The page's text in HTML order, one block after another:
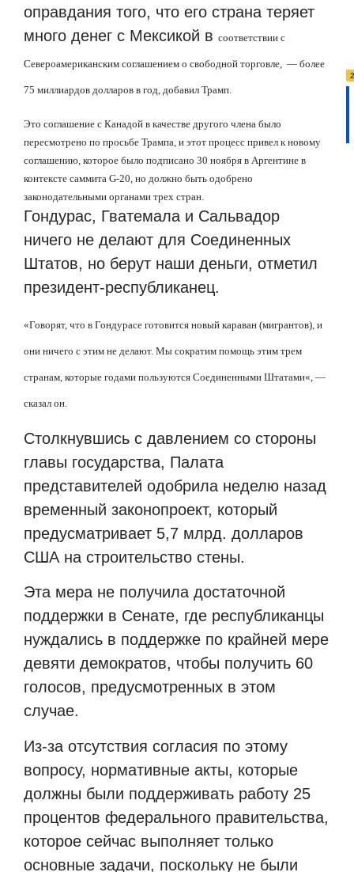
оправдания того, что его страна теряет
много денег с Мексикой в соответствии с
Североамериканским соглашением о свободной торговле, — более
75 миллиардов долларов в год, добавил Трамп.
Это соглашение с Канадой в качестве другого члена было
пересмотрено по просьбе Трампа, и этот процесс привел к новому
соглашению, которое было подписано 30 ноября в Аргентине в
контексте саммита G-20, но должно быть одобрено
законодательными органами трех стран.
Гондурас, Гватемала и Сальвадор
ничего не делают для Соединенных
Штатов, но берут наши деньги, отметил
президент-республиканец.
«Говорят, что в Гондурасе готовится новый караван (мигрантов), и
они ничего с этим не делают. Мы сократим помощь этим трем
странам, которые годами пользуются Соединенными Штатами« , —
сказал он.
Столкнувшись с давлением со стороны
главы государства, Палата
представителей одобрила неделю назад
временный законопроект, который
предусматривает 5,7 млрд. долларов
США на строительство стены.
Эта мера не получила достаточной
поддержки в Сенате, где республиканцы
нуждались в поддержке по крайней мере
девяти демократов, чтобы получить 60
голосов, предусмотренных в этом
случае.
Из-за отсутствия согласия по этому
вопросу, нормативные акты, которые
должны были поддерживать работу 25
процентов федерального правительства,
которое сейчас выполняет только
основные задачи, поскольку не были